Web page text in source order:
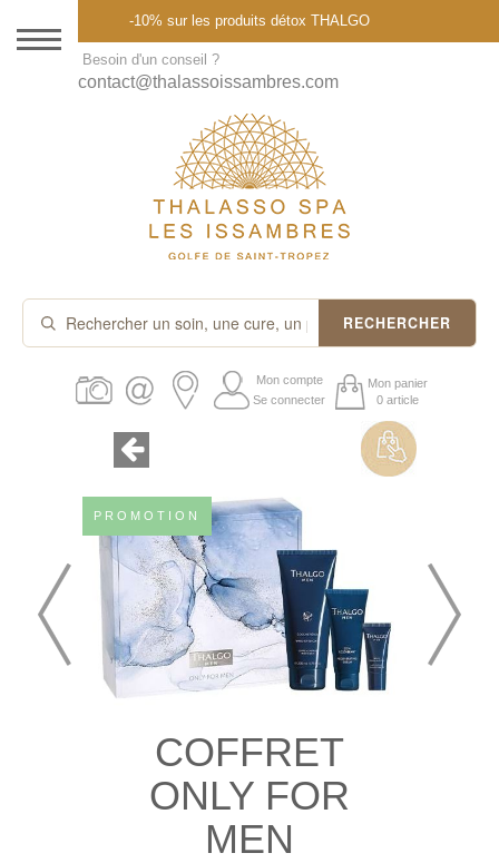
DESTINATION
THALASSO SPA
CURES ET FORFAITS
SOINS À LA CARTE
ABONNEMENTS
PROMOS
-10% sur les produits détox THALGO
Besoin d'un conseil ?
contact@thalassoissambres.com
RECHERCHER
Mon compte
Se connecter
Mon panier
0 article
PROMOTION
COFFRET
ONLY FOR
MEN